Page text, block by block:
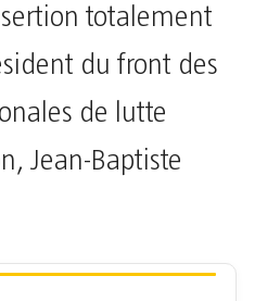
totalement
du front des
de lutte
Jean-Baptiste